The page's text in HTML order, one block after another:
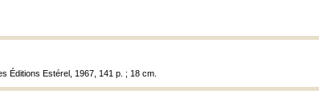
Éditions Estérel, 1967, 141 p. ; 18 cm.